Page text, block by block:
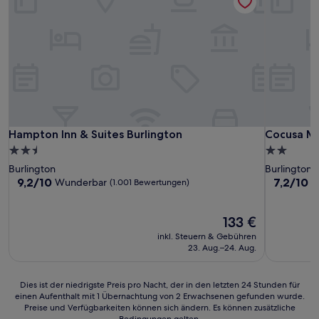
Hampton Inn & Suites Burlington
Hampton Inn & Suites Burlington
2.5-
Sterne-
Unterkunft
Burlington
9.2
9,2/10 Wunderbar (1.001 Bewertungen)
Der
Preis
beträgt
133 €
inkl. Steuern & Gebühren
23. Aug.–24. Aug.
Cocusa
Cocusa
2.0-
Sterne-
Burlington
7.2
7,2/10
Dies
ist
Dies ist der niedrigste Preis pro Nacht, der in den letzten 24 Stunden für
einen Aufenthalt mit 1 Übernachtung von 2 Erwachsenen gefunden wurde.
Preise und Verfügbarkeiten können sich ändern. Es können zusätzliche